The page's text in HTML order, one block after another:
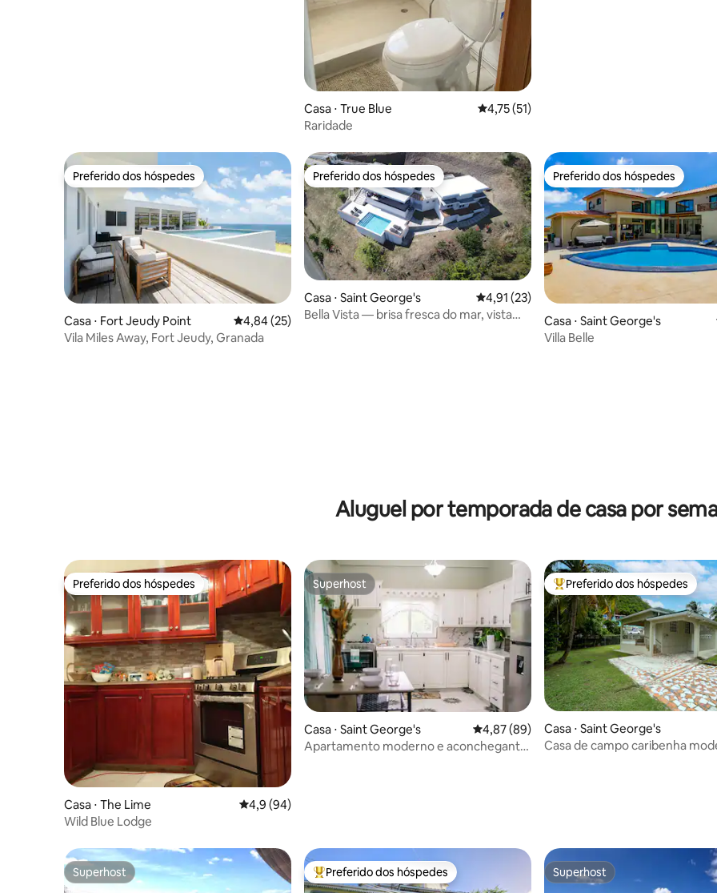
Casa ⋅ True Blue 4,75 de uma avaliação média de 5, 51
4,75 (51)
Raridade
Preferido dos hóspedes
Preferido dos hóspedes
Casa ⋅ Fort Jeudy Point 4,84 de uma avaliação média de 5, 25 avaliações
4,84 (25)
Vila Miles Away, Fort Jeudy, Granada
Preferido dos hóspedes
Preferido dos hóspedes
Casa ⋅ Saint George's 4,91 de uma avaliação média de 5, 23
4,91 (23)
Bella Vista — brisa fresca do mar, vista
Preferido dos hóspedes
Preferido dos hóspedes
Casa ⋅ Saint George's
Villa Belle
Aluguel por temporada de casa por
Preferido dos hóspedes
Preferido dos hóspedes
Casa ⋅ The Lime 4,9 de uma avaliação média de 5, 94 avaliações
4,9 (94)
Wild Blue Lodge
Superhost
Superhost
Casa ⋅ Saint George's 4,87 de uma avaliação média de 5, 89
4,87 (89)
Apartamento moderno e aconchegante
Entre os melhores preferidos
Preferido dos hóspedes
Casa ⋅ Saint George's
Casa de campo caribenha
Superhost
Superhost Entre os melhores preferidos dos hóspedes
Preferido dos hóspedes Superhost
Superhost